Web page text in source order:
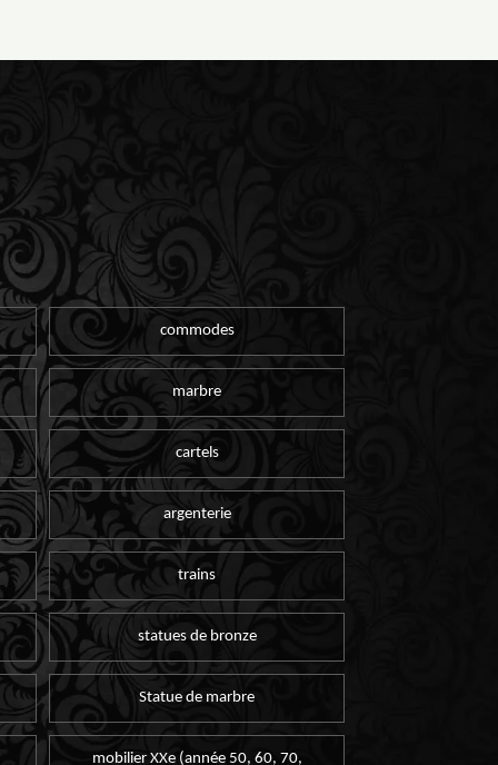
commodes
marbre
cartels
argenterie
trains
statues de bronze
Statue de marbre
mobilier XXe (année 50, 60, 70,